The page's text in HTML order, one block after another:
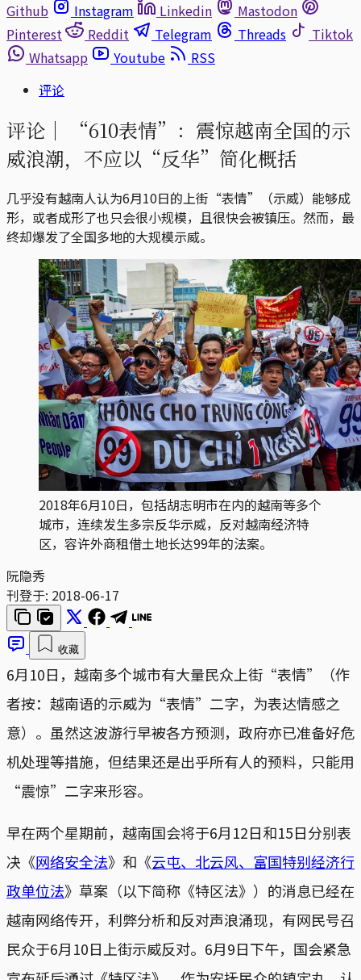
Github
Instagram Linkedin
Mastodon
Pinterest
Reddit Telegram Threads
Tiktok
Whatsapp
Youtube
RSS
评论
评论｜
“610表情”：震惊越南全国的示
威浪潮，不应以“反华”简化概括
几乎没有越南人认为6月10日的上街“表情”（示威）能够成
形，或者成形了也只会很小规模，且很快会被镇压。然而，最
终却爆发了全国多地的大规模示威。
2018年6月10日，包括胡志明市在内的越南等多个
城市，连续发生多宗反华示威，反对越南经济特
区，容许外商租借土地长达99年的法案。
阮隐秀
刊登于: 2018-06-17
收藏
6月10日，越南多个城市有大量民众上街“表情”（作
者按：越南语的示威为“表情”二字，为表达情感之
意）。虽然这波游行早被各方预测，政府亦已准备好危
机处理等措施，但结果还是出乎所有人的预料，只能用
“震惊”二字来形容。
早在两个星期前，越南国会将于6月12日和15日分别表
决《网络安全法》和《云屯、北云风、富国特别经济行
政单位法》草案（以下简称《特区法》）的消息已经在
越南网络传开，利弊分析和反对声浪涌现，有网民号召
民众于6月10日上街示威反对。6月9日下午，国会紧急